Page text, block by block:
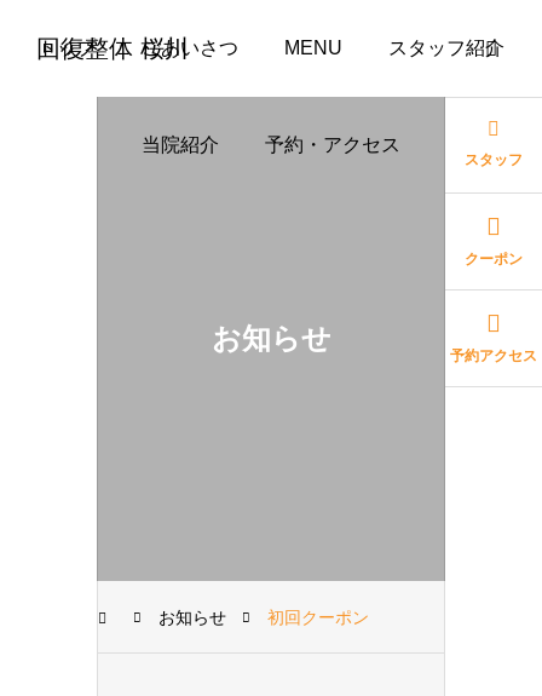
回復整体 桜川
トップ ごあいさつ MENU スタッフ紹介
当院紹介 予約・アクセス
スタッフ
クーポン
予約アクセス
お知らせ
お知らせ 初回クーポン